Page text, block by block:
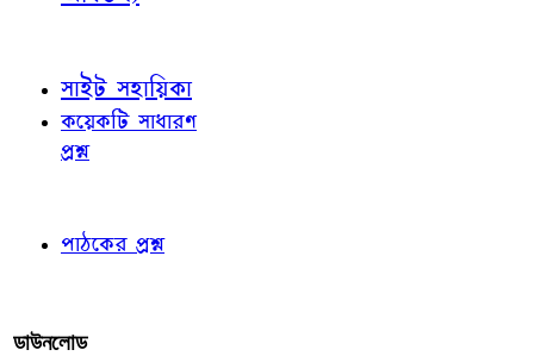
সাইট সহায়িকা
কয়েকটি সাধারণ
প্রশ্ন
পাঠকের প্রশ্ন
ডাউনলোড